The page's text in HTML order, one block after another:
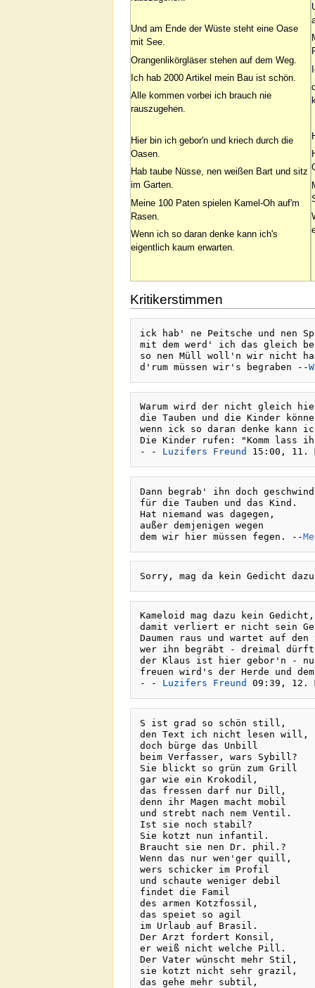
Und am Ende der Wüste steht eine Oase
mit See.
Orangenlikörgläser stehen auf dem Weg.
Ich hab 2000 Artikel mein Bau ist schön.
Alle kommen vorbei ich brauch nie
rauszugehen.
Hier bin ich gebor'n und kriech durch die
Oasen.
Hab taube Nüsse, nen weißen Bart und sitz
im Garten.
Meine 100 Paten spielen Kamel-Oh auf'm
Rasen.
Wenn ich so daran denke kann ich's
eigentlich kaum erwarten.
Kritikerstimmen
ick hab' ne Peitsche und nen
mit dem werd' ich das gleich
so nen Müll woll'n wir nicht
d'rum müssen wir's begraben --
Warum wird der nicht gleich
die Tauben und die Kinder
wenn ick so daran denke kann
Die Kinder rufen: "Komm lass
- - Luzifers Freund
Dann begrab' ihn doch
für die Tauben und das Kind.
Hat niemand was dagegen,
außer demjenigen wegen
dem wir hier müssen fegen. --
Sorry, mag da kein Gedicht
Kameloid mag dazu kein
damit verliert er nicht sein
Daumen raus und wartet auf
wer ihn begräbt - dreimal
der Klaus ist hier gebor'n -
freuen wird's der Herde und
- - Luzifers Freund
S ist grad so schön still,
den Text ich nicht lesen will,
doch bürge das Unbill
beim Verfasser, wars Sybill?
Sie blickt so grün zum Grill
gar wie ein Krokodil,
das fressen darf nur Dill,
denn ihr Magen macht mobil
und strebt nach nem Ventil.
Ist sie noch stabil?
Sie kotzt nun infantil.
Braucht sie nen Dr. phil.?
Wenn das nur wen'ger quill,
wers schicker im Profil
und schaute weniger debil
findet die Famil
des armen Kotzfossil,
das speiet so agil
im Urlaub auf Brasil.
Der Arzt fordert Konsil,
er weiß nicht welche Pill.
Der Vater wünscht mehr Stil,
sie kotzt nicht sehr grazil,
das gehe mehr subtil,